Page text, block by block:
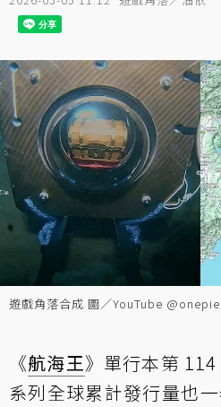
遊戲角落合成 圖／YouTube
《航海王》單行本第 114
系列全球累計發行量也